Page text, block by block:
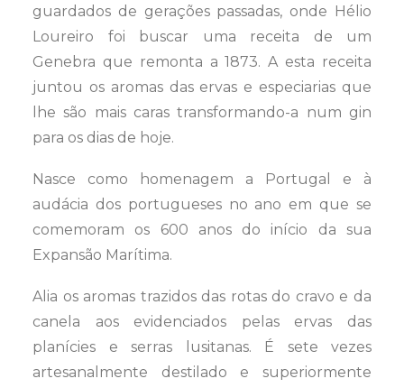
guardados de gerações passadas, onde Hélio
Loureiro foi buscar uma receita de um
Genebra que remonta a 1873. A esta receita
juntou os aromas das ervas e especiarias que
lhe são mais caras transformando-a num gin
para os dias de hoje.
Nasce como homenagem a Portugal e à
audácia dos portugueses no ano em que se
comemoram os 600 anos do início da sua
Expansão Marítima.
Alia os aromas trazidos das rotas do cravo e da
canela aos evidenciados pelas ervas das
planícies e serras lusitanas. É sete vezes
artesanalmente destilado e superiormente